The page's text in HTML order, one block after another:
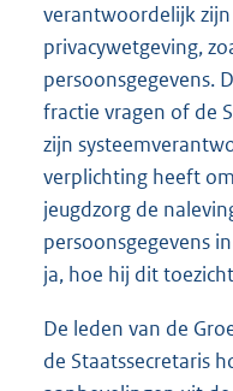
verantwoordelijk
privacywetgeving,
persoonsgegevens.
fractie vragen of de
zijn
verplichting heeft
jeugdzorg de
persoonsgegevens
ja, hoe hij dit
De leden van de
de Staatssecretaris